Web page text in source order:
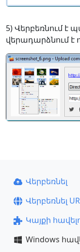
5) Վերբեռնում է
վերադարձնում է
Վերբեռնել
Վերբեռնել
Կայքի
Windows